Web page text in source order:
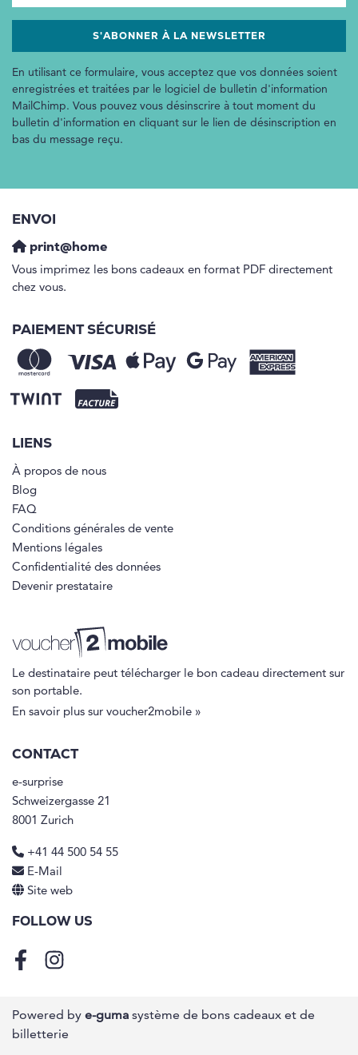
En utilisant ce formulaire, vous acceptez que vos données soient
enregistrées et traitées par le logiciel de bulletin d'information
MailChimp. Vous pouvez vous désinscrire à tout moment du
bulletin d'information en cliquant sur le lien de désinscription en
bas du message reçu.
ENVOI
print@home
Vous imprimez les bons cadeaux en format PDF directement
chez vous.
PAIEMENT SÉCURISÉ
LIENS
À propos de nous
Blog
FAQ
Conditions générales de vente
Mentions légales
Confidentialité des données
Devenir prestataire
Le destinataire peut télécharger le bon cadeau directement sur
son portable.
En savoir plus sur voucher2mobile »
CONTACT
e-surprise
Schweizergasse 21
8001 Zurich
+41 44 500 54 55
E-Mail
Site web
FOLLOW US
FacebookInstagram
Powered by e-guma système de bons cadeaux et de
billetterie